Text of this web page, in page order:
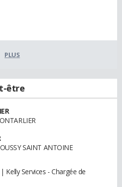
PLUS
être
SAINT ANTOINE
Services - Chargée de